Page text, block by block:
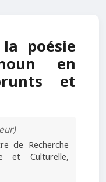
poésie
en
et
de Recherche
et Culturelle,